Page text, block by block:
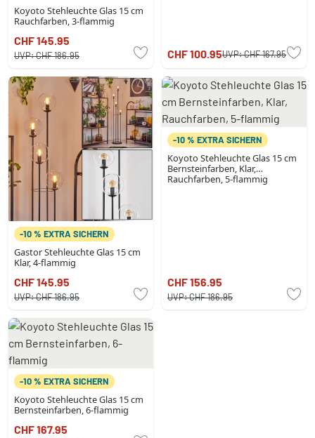
Koyoto Stehleuchte Glas 15 cm
Rauchfarben, 3-flammig
CHF 145.95
UVP:CHF 186.95 CHF 100.95UVP:CHF 167.95
-10 % EXTRA SICHERN
Gastor Stehleuchte Glas 15 cm
Klar, 4-flammig
CHF 145.95
UVP:CHF 186.95
-10 % EXTRA SICHERN
Koyoto Stehleuchte Glas 15 cm
Bernsteinfarben, Klar,
Rauchfarben, 5-flammig
CHF 156.95
UVP:CHF 186.95
-10 % EXTRA SICHERN
Koyoto Stehleuchte Glas 15 cm
Bernsteinfarben, 6-flammig
CHF 167.95